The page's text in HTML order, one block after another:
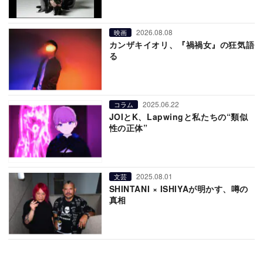
映画 2026.08.08
カンザキイオリ、『禍禍女』の狂気語
る
コラム 2025.06.22
JOIとK、Lapwingと私たちの“類似
性の正体”
文芸 2025.08.01
SHINTANI × ISHIYAが明かす、噂の
真相